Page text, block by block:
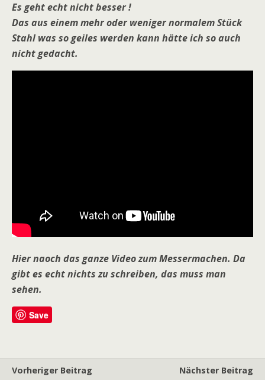
Es geht echt nicht besser !
Das aus einem mehr oder weniger normalem Stück
Stahl was so geiles werden kann hätte ich so auch
nicht gedacht.
Hier naoch das ganze Video zum Messermachen. Da
gibt es echt nichts zu schreiben, das muss man
sehen.
Save
Vorheriger Beitrag
Nächster Beitrag